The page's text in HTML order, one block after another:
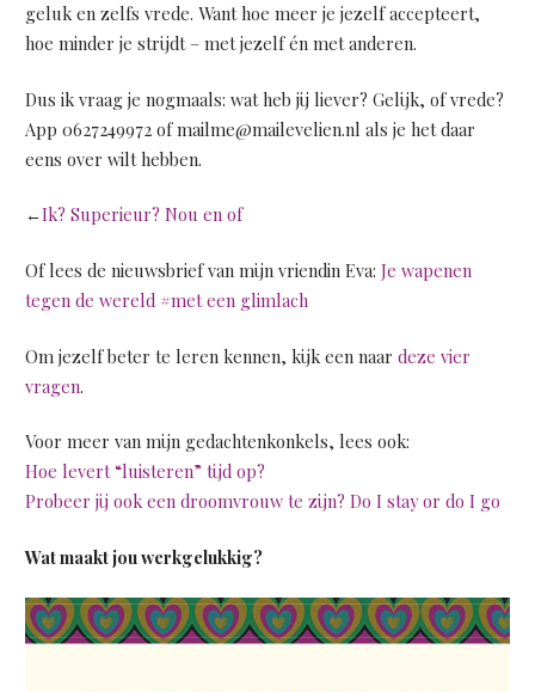
geluk en zelfs vrede. Want hoe meer je jezelf accepteert,
hoe minder je strijdt – met jezelf én met anderen.
Dus ik vraag je nogmaals: wat heb jij liever? Gelijk, of vrede?
App 0627249972 of mailme@mailevelien.nl als je het daar
eens over wilt hebben.
←Ik? Superieur? Nou en of
Of lees de nieuwsbrief van mijn vriendin Eva: Je wapenen
tegen de wereld #met een glimlach
Om jezelf beter te leren kennen, kijk een naar deze vier
vragen.
Voor meer van mijn gedachtenkonkels, lees ook:
Hoe levert “luisteren” tijd op?
Probeer jij ook een droomvrouw te zijn? Do I stay or do I go
Wat maakt jou werkgelukkig?